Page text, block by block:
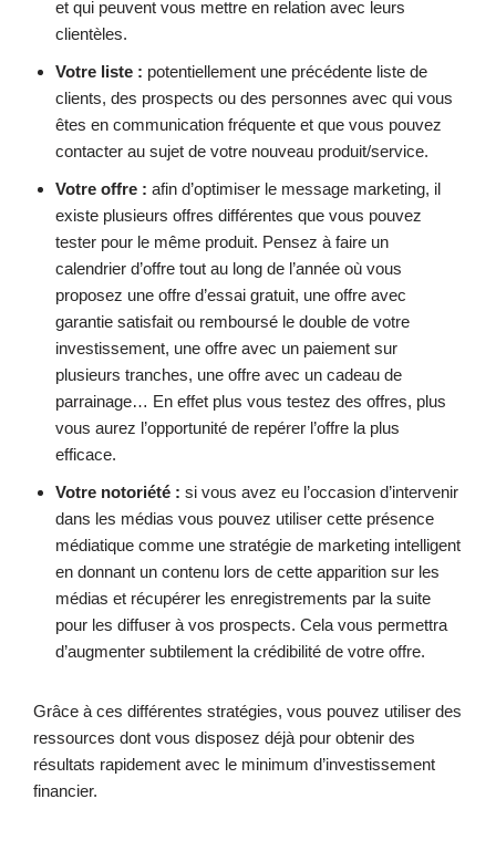
et qui peuvent vous mettre en relation avec leurs
clientèles.
Votre liste : potentiellement une précédente liste de
clients, des prospects ou des personnes avec qui vous
êtes en communication fréquente et que vous pouvez
contacter au sujet de votre nouveau produit/service.
Votre offre : afin d’optimiser le message marketing, il
existe plusieurs offres différentes que vous pouvez
tester pour le même produit. Pensez à faire un
calendrier d’offre tout au long de l’année où vous
proposez une offre d’essai gratuit, une offre avec
garantie satisfait ou remboursé le double de votre
investissement, une offre avec un paiement sur
plusieurs tranches, une offre avec un cadeau de
parrainage… En effet plus vous testez des offres, plus
vous aurez l’opportunité de repérer l’offre la plus
efficace.
Votre notoriété : si vous avez eu l’occasion d’intervenir
dans les médias vous pouvez utiliser cette présence
médiatique comme une stratégie de marketing intelligent
en donnant un contenu lors de cette apparition sur les
médias et récupérer les enregistrements par la suite
pour les diffuser à vos prospects. Cela vous permettra
d’augmenter subtilement la crédibilité de votre offre.
Grâce à ces différentes stratégies, vous pouvez utiliser des
ressources dont vous disposez déjà pour obtenir des
résultats rapidement avec le minimum d’investissement
financier.